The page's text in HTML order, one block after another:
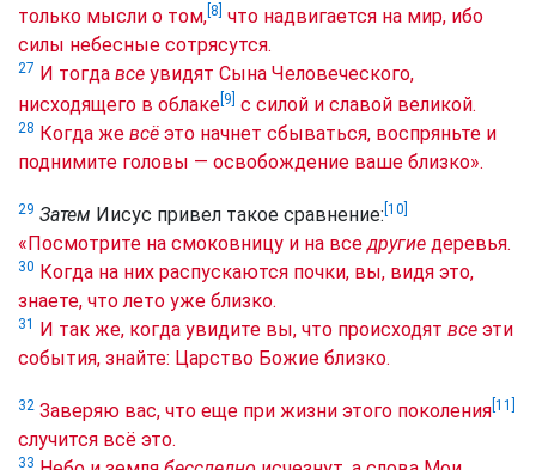
только мысли о том, [8] что надвигается на мир, ибо
силы небесные сотрясутся.
27 И тогда все увидят Сына Человеческого,
нисходящего в облаке [9] с силой и славой великой.
28 Когда же всё это начнет сбываться, воспряньте и
поднимите головы — освобождение ваше близко».
29 Затем Иисус привел такое сравнение: [10]
«Посмотрите на смоковницу и на вседругие деревья.
30 Когда на них распускаются почки, вы, видя это,
знаете, что лето уже близко.
31 И так же, когда увидите вы, что происходят все эти
события, знайте: Царство Божие близко.
32 Заверяю вас, что еще при жизни этого поколения [11]
случится всё это.
33